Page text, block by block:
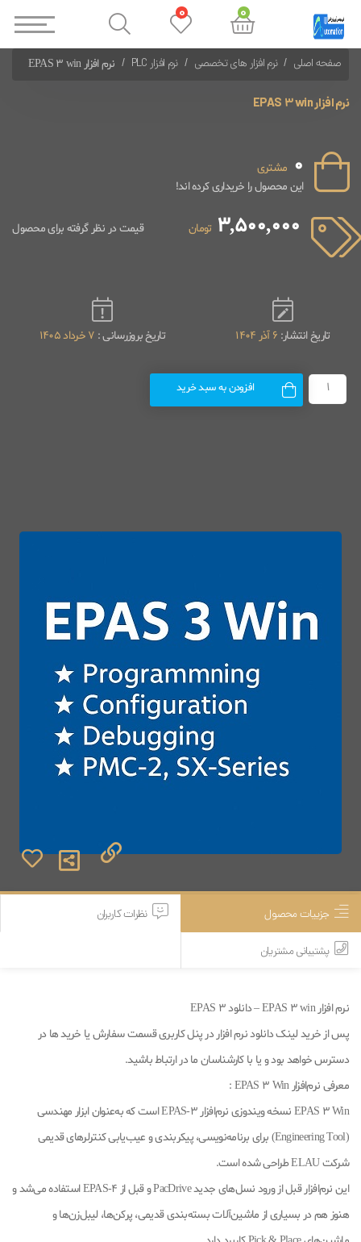
صفحه اصلی نرم افزار های تخصصی
نرم افزار PLC
نرم افزارهای PLC Schneider
نرم افزار EPAS 3 win
نرم افزار EPAS 3 win
0 مشتری
این محصول را خریداری کرده اند!
3,500,000 تومان قیمت در نظر گرفته برای محصول
تاریخ انتشار: 6 آذر 1404 تاریخ بروزرسانی : 7 خرداد 1405
افزودن به سبد خرید
جزییات محصول نظرات کاربران
پشتیبانی مشتریان
نرم افزار EPAS 3 win – دانلود EPAS 3
پس از خرید لینک دانلود نرم افزار در پنل کاربری قسمت سفارش یا خرید ها در
دسترس خواهد بود و یا با کارشناسان ما در ارتباط باشید.
معرفی نرم‌افزار EPAS 3 Win :
EPAS 3 Win نسخه ویندوزی نرم‌افزار EPAS-3 است که به‌عنوان ابزار مهندسی
(Engineering Tool) برای برنامه‌نویسی، پیکربندی و عیب‌یابی کنترلرهای قدیمی
شرکت ELAU طراحی شده است.
این نرم‌افزار قبل از ورود نسل‌های جدید PacDrive و قبل از EPAS-4 استفاده می‌شد و
هنوز هم در بسیاری از ماشین‌آلات بسته‌بندی قدیمی، پرکن‌ها، لیبل‌زن‌ها و
0
0